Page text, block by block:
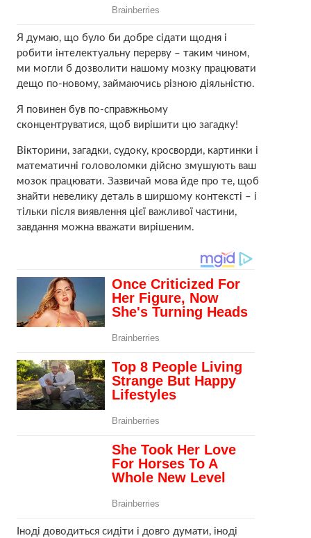
Я думаю, що було би добре сідати щодня і
робити інтелектуальну перерву – таким чином,
ми могли б дозволити нашому мозку працювати
дещо по-новому, займаючись різною діяльністю.
Я повинен був по-справжньому
сконцентруватися, щоб вирішити цю загадку!
Вікторини, загадки, судоку, кросворди, картинки і
математичні головоломки дійсно змушують ваш
мозок працювати. Зазвичай мова йде про те, щоб
знайти невелику деталь в ширшому контексті – і
тільки після виявлення цієї важливої ​​частини,
завдання можна вважати вирішеним.
Іноді доводиться сидіти і довго думати, іноді